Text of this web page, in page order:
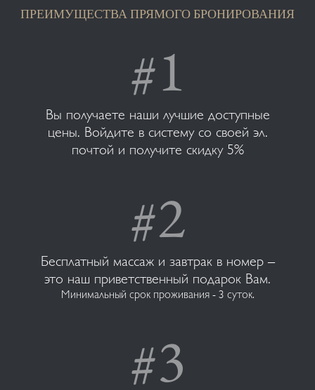
ПРЕИМУЩЕСТВА ПРЯМОГО БРОНИРОВАНИЯ
Вы получаете наши лучшие доступные
цены. Войдите в систему со своей эл.
почтой и получите скидку 5%
Бесплатный массаж и завтрак в номер –
это наш приветственный подарок Вам.
Минимальный срок проживания - 3 суток.